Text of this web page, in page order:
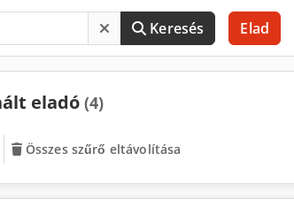
Keresés Elad
eladó (4)
Összes szűrő eltávolítása